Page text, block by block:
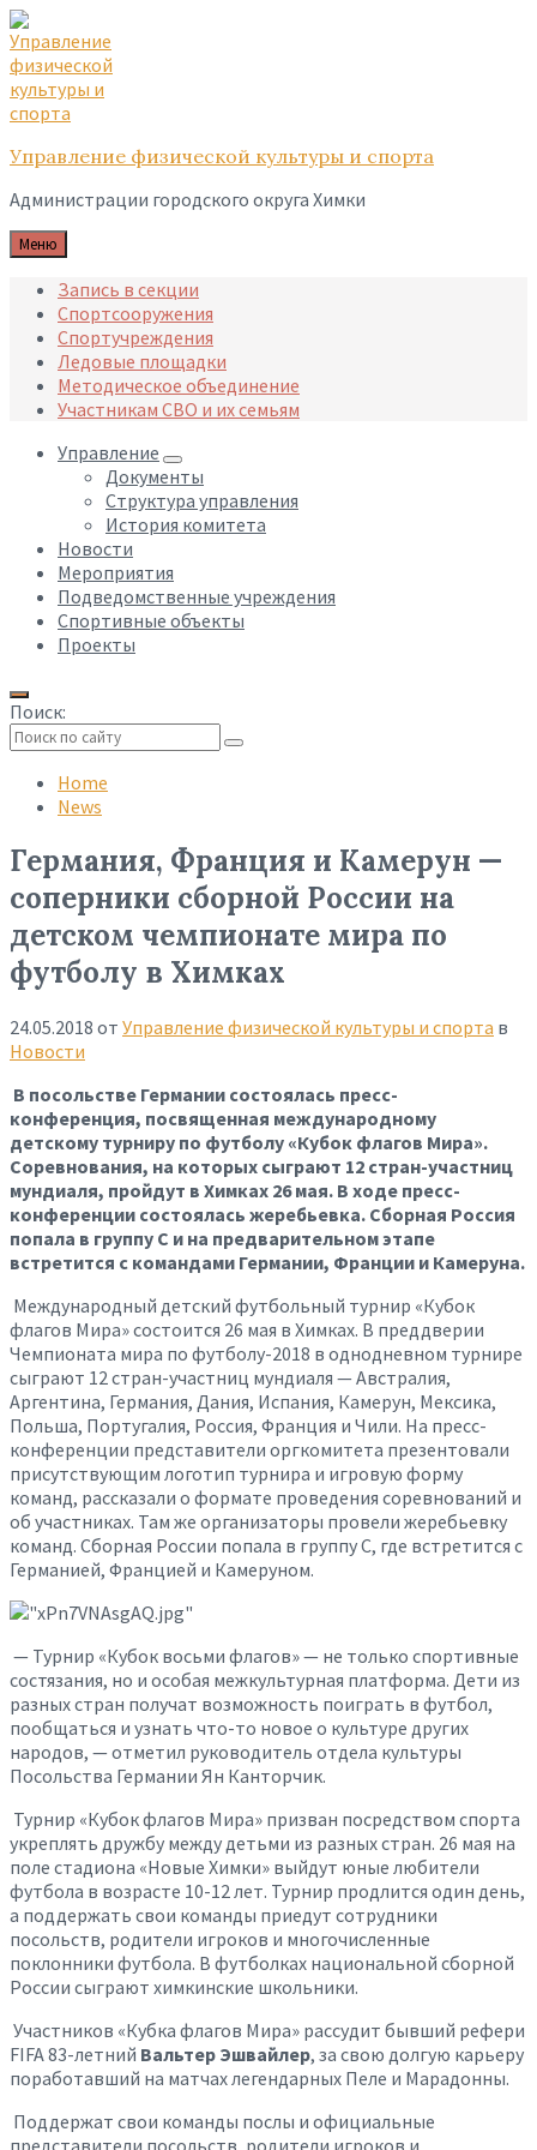
Skip
to
content
Skip
to
main
navigation
Skip
to
footer
Управление физической культуры и спорта
Администрации городского округа Химки
Меню
Запись в секции
Спортсооружения
Спортучреждения
Ледовые площадки
Методическое объединение
Участникам СВО и их семьям
Управление
Документы
Структура управления
История комитета
Новости
Мероприятия
Подведомственные учреждения
Спортивные объекты
Проекты
Поиск:
search
Home
News
Германия, Франция и Камерун —
соперники сборной России на
детском чемпионате мира по
футболу в Химках
24.05.2018 от Управление физической культуры и спорта в
Новости
В посольстве Германии состоялась пресс-
конференция, посвященная международному
детскому турниру по футболу «Кубок флагов Мира».
Соревнования, на которых сыграют 12 стран-участниц
мундиаля, пройдут в Химках 26 мая. В ходе пресс-
конференции состоялась жеребьевка. Сборная Россия
попала в группу С и на предварительном этапе
встретится с командами Германии, Франции и Камеруна.
Международный детский футбольный турнир «Кубок
флагов Мира» состоится 26 мая в Химках. В преддверии
Чемпионата мира по футболу-2018 в однодневном турнире
сыграют 12 стран-участниц мундиаля — Австралия,
Аргентина, Германия, Дания, Испания, Камерун, Мексика,
Польша, Португалия, Россия, Франция и Чили. На пресс-
конференции представители оргкомитета презентовали
присутствующим логотип турнира и игровую форму
команд, рассказали о формате проведения соревнований и
об участниках. Там же организаторы провели жеребьевку
команд. Сборная России попала в группу С, где встретится с
Германией, Францией и Камеруном.
— Турнир «Кубок восьми флагов» — не только спортивные
состязания, но и особая межкультурная платформа. Дети из
разных стран получат возможность поиграть в футбол,
пообщаться и узнать что-то новое о культуре других
народов, — отметил руководитель отдела культуры
Посольства Германии Ян Канторчик.
Турнир «Кубок флагов Мира» призван посредством спорта
укреплять дружбу между детьми из разных стран. 26 мая на
поле стадиона «Новые Химки» выйдут юные любители
футбола в возрасте 10-12 лет. Турнир продлится один день,
а поддержать свои команды приедут сотрудники
посольств, родители игроков и многочисленные
поклонники футбола. В футболках национальной сборной
России сыграют химкинские школьники.
Участников «Кубка флагов Мира» рассудит бывший рефери
FIFA 83-летний Вальтер Эшвайлер, за свою долгую карьеру
поработавший на матчах легендарных Пеле и Марадонны.
Поддержат свои команды послы и официальные
представители посольств, родители игроков и